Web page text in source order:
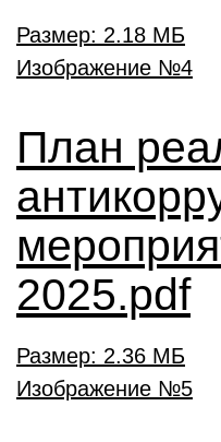
Размер: 2.18 МБ
План
2025.pdf
Размер: 2.36 МБ